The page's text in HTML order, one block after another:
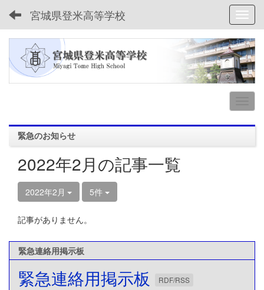
宮城県登米高等学校
緊急のお知らせ
2022年2月の記事一覧
2022年2月 5件
記事がありません。
緊急連絡用掲示板
緊急連絡用掲示板 RDF/RSS